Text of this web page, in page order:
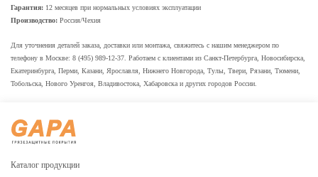
Гарантия: 12 месяцев при нормальных условиях эксплуатации
Производство: Россия/Чехия
Для уточнения деталей заказа, доставки или монтажа, свяжитесь с нашим менеджером по
телефону в Москве: 8 (495) 989-12-37. Работаем с клиентами из Санкт-Петербурга, Новосибирска,
Екатеринбурга, Перми, Казани, Ярославля, Нижнего Новгорода, Тулы, Твери, Рязани, Тюмени,
Тобольска, Нового Уренгоя, Владивостока, Хабаровска и других городов России.
Каталог продукции